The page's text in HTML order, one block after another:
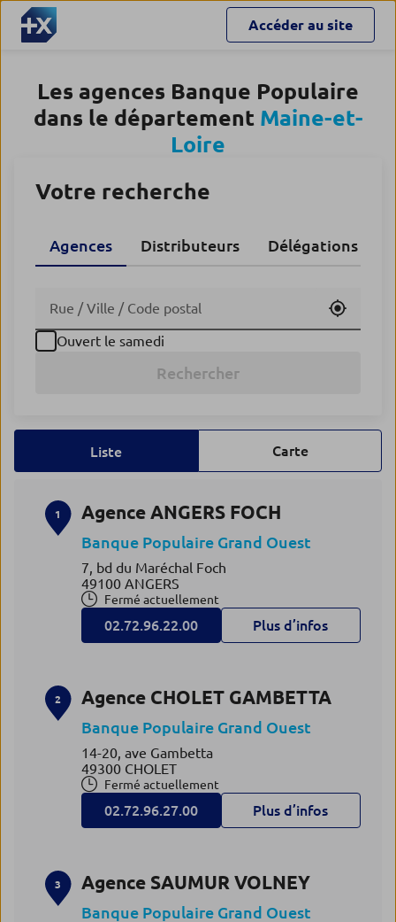
Accéder au site
Les agences Banque Populaire
dans le département Maine-et-
Loire
Votre recherche
Agences Distributeurs Délégations
Utiliser
Ouvert le samedi
Rechercher
Liste Carte
1 Agence ANGERS FOCH
Banque Populaire Grand Ouest
7, bd du Maréchal Foch
49100 ANGERS
Fermé actuellement
02.72.96.22.00 Plus d’infos
2 Agence CHOLET GAMBETTA
Banque Populaire Grand Ouest
14-20, ave Gambetta
49300 CHOLET
Fermé actuellement
02.72.96.27.00 Plus d’infos
3 Agence SAUMUR VOLNEY
Banque Populaire Grand Ouest